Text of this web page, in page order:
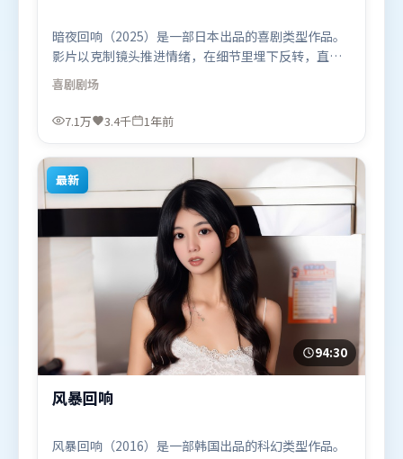
暗夜回响（2025）是一部日本出品的喜剧类型作品。
影片以克制镜头推进情绪，在细节里埋下反转，直至
最后一刻才揭开谜底。类型元素被重新组合，既致敬
经典也尝试突破套路。由文牧野执导，阿米尔·汗、
白宇、汤唯，黄渤、汤姆·哈迪等联袂出演。影片于
欢喜剧题材的观众观看。
喜剧剧场
7.1万 3.4千 1年前
最新
94:30
风暴回响
风暴回响（2016）是一部韩国出品的科幻类型作品。